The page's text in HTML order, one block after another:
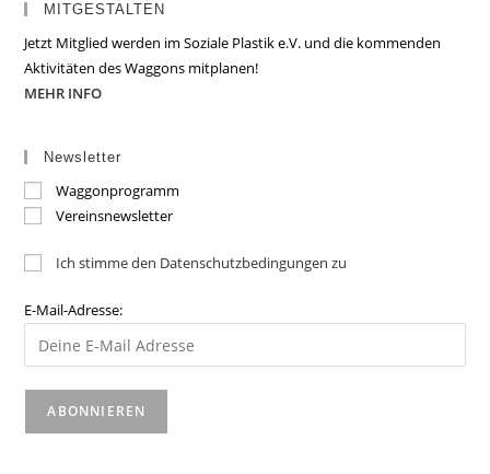
MITGESTALTEN
Jetzt Mitglied werden im Soziale Plastik e.V. und die kommenden
Aktivitäten des Waggons mitplanen!
MEHR INFO
Newsletter
Waggonprogramm
Vereinsnewsletter
Ich stimme den Datenschutzbedingungen zu
E-Mail-Adresse: